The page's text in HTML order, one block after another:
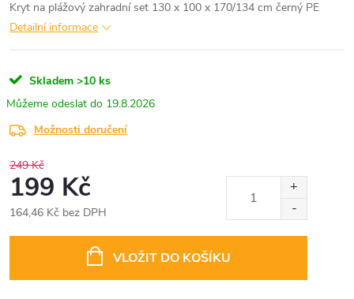
Kryt na plážový zahradní set 130 x 100 x 170/134 cm černý PE
Detailní informace
Skladem >10 ks
19.8.2026
Možnosti doručení
249 Kč
199 Kč
164,46 Kč bez DPH
VLOŽIT DO KOŠÍKU